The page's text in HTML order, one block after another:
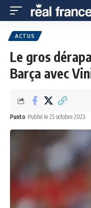
ACTUS
Le gros
Barça avec
Punto Publié le 25 octobre 2023